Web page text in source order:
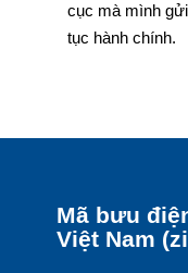
cục mà mình
tục hành chính.
Mã bưu
Việt Nam